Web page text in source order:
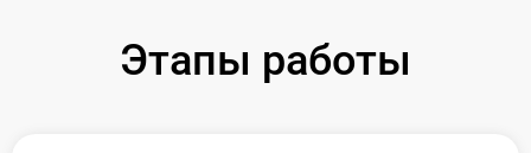
Этапы работы